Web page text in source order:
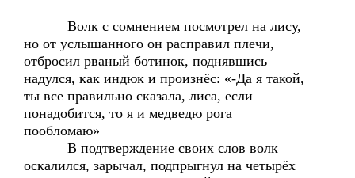
Волк с сомнением посмотрел на лису,
но от услышанного он расправил плечи,
отбросил рваный ботинок, поднявшись
надулся, как индюк и произнёс: «-Да я такой,
ты все правильно сказала, лиса, если
понадобится, то я и медведю рога
пообломаю»
В подтверждение своих слов волк
оскалился, зарычал, подпрыгнул на четырёх